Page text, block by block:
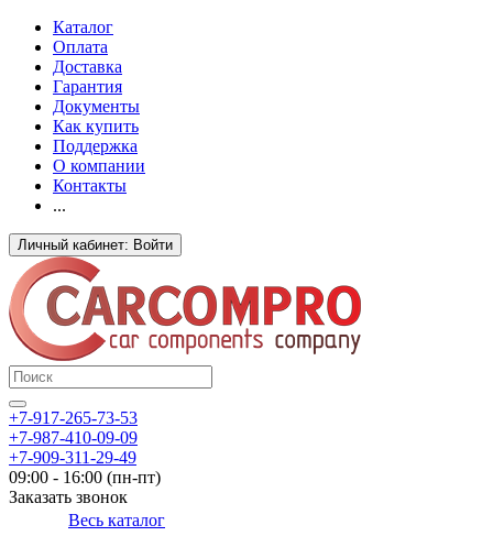
Каталог
Оплата
Доставка
Гарантия
Документы
Как купить
Поддержка
О компании
Контакты
...
Личный кабинет: Войти
+7-917-265-73-53
+7-987-410-09-09
+7-909-311-29-49
09:00 - 16:00 (пн-пт)
Заказать звонок
Весь каталог